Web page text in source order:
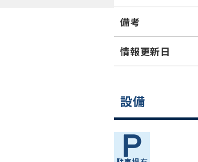
備考
情報更新日
設備